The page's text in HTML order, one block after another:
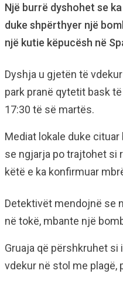
Një burrë dyshohet se
duke shpërthyer një
një kutie këpucësh në
Dyshja u gjetën të
park pranë qytetit bask
17:30 të së martës.
Mediat lokale duke
se ngjarja po trajtohet si
këtë e ka konfirmuar
Detektivët mendojnë se
në tokë, mbante një
Gruaja që përshkruhet
vdekur në stol me plagë,